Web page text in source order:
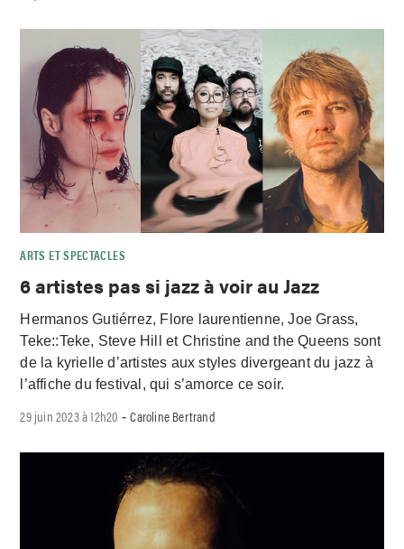
ARTS ET SPECTACLES
6 artistes pas si jazz à voir au Jazz
Hermanos Gutiérrez, Flore laurentienne, Joe Grass,
Teke::Teke, Steve Hill et Christine and the Queens sont
de la kyrielle d’artistes aux styles divergeant du jazz à
l’affiche du festival, qui s’amorce ce soir.
29 juin 2023 à 12h20 -Caroline Bertrand